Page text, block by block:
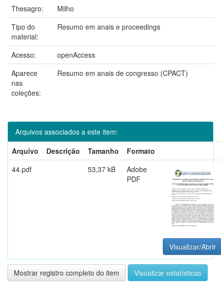
Thesagro:
Milho
Tipo do
material:
Resumo em anais e proceedings
Acesso:
openAccess
Aparece
nas
coleções:
Resumo em anais de congresso (CPACT)
Arquivos associados a este item:
Arquivo
Descrição Tamanho
Formato
44.pdf
53,37 kB
Adobe
PDF
Visualizar/Abrir
Mostrar registro completo do item Visualizar estatísticas